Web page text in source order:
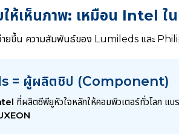
ให้เห็นภาพ: เหมือน Intel ใ
ง่ายขึ้น ความสัมพันธ์ของ Lumileds และ
= ผู้ผลิตชิป (Component)
ที่ผลิตซีพียูหัวใจหลักให้คอมพิวเตอร์ทั่วโลก แบ